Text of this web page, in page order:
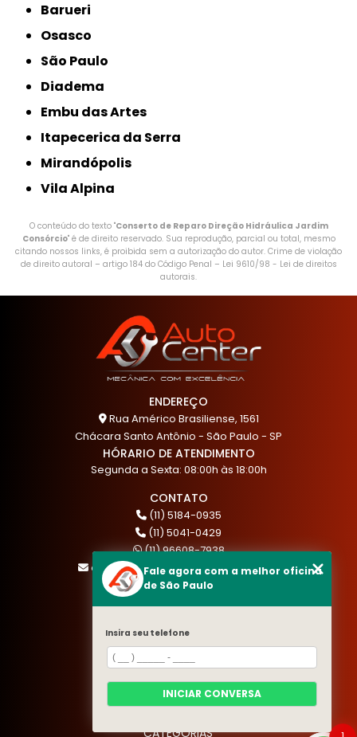
Barueri
Osasco
São Paulo
Diadema
Embu das Artes
Itapecerica da Serra
Mirandópolis
Vila Alpina
O conteúdo do texto "Conserto de Reparo Direção Hidráulica Jardim
Consórcio" é de direito reservado. Sua reprodução, parcial ou total, mesmo
citando nossos links, é proibida sem a autorização do autor. Crime de violação
de direito autoral – artigo 184 do Código Penal – Lei 9610/98 - Lei de direitos
autorais.
ENDEREÇO
Rua Américo Brasiliense, 1561
Chácara Santo Antônio - São Paulo - SP
HÓRARIO DE ATENDIMENTO
Segunda a Sexta: 08:00h às 18:00h
CONTATO
(11) 5184-0935
(11) 5041-0429
(11) 96608-7938
atendimento@akautocenter.com.br
MENU
HOME
QUEM SOMOS
SERVIÇOS
BLOG
CATEGORIAS
Fale agora com a melhor oficina
de São Paulo
Insira seu telefone
INICIAR CONVERSA